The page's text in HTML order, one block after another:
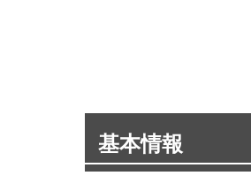
基本情報